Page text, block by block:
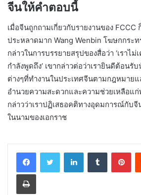
จีนให้คำตอบนี้
เมื่อจีนถูกถามเกี่ยวกับรายงานของ
ประหลาดมาก Wang Wenbin โฆษกกระท
กล่าวในการบรรยายสรุปของสื่อว่า ‘เราไ
กำลังพูดถึง’ เขากล่าวต่อว่าเรายินดีต้อนรั
ต่างๆที่ทำงานในประเทศจีนตามกฎหมาย
อำนวยความสะดวกและความช่วยเหลือแ
กล่าวว่าเราปฏิเสธอคติทางอุดมการณ์กับ
ในนามของเอกราช
LinkedInTumblr
Print